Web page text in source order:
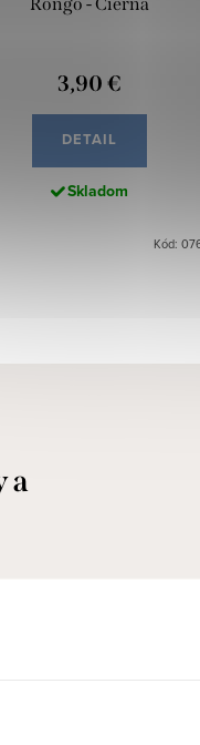
3,90 €
DETAIL
Skladom
Kód:
a